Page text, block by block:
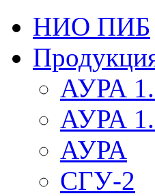
НИО ПИБ
АУРА
АУРА
АУРА
СГУ-2